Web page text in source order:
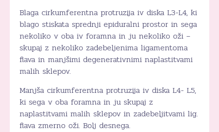
Blaga cirkumferentna protruzija iv diska L3-L4, ki
blago stiskata sprednji epiduralni prostor in sega
nekoliko v oba iv foramna in ju nekoliko oži –
skupaj z nekoliko zadebeljenima ligamentoma
flava in manjšimi degenerativnimi naplastitvami
malih sklepov.
Manjša cirkumferentna protruzija iv diska L4- L5,
ki sega v oba foramna in ju skupaj z
naplastitvami malih sklepov in zadebeljitvami lig.
flava zmerno oži. Bolj desnega.